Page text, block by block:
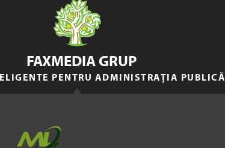
FAXMEDIA GRUP
PENTRU ADMINISTRAȚIA PUBLICĂ